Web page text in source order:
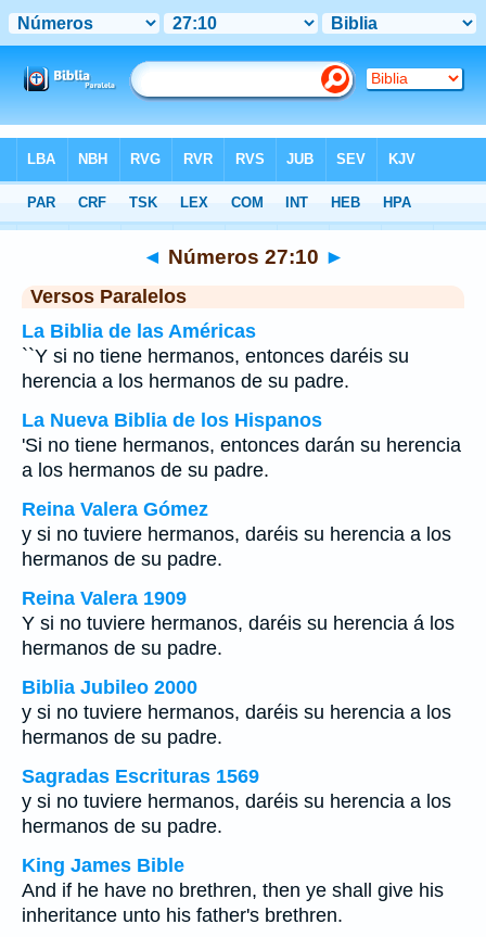
>Números Capítulo 27 > Verso 10
◄ Números 27:10 ►
Versos Paralelos
La Biblia de las Américas
``Y si no tiene hermanos, entonces daréis su
herencia a los hermanos de su padre.
La Nueva Biblia de los Hispanos
'Si no tiene hermanos, entonces darán su herencia
a los hermanos de su padre.
Reina Valera Gómez
y si no tuviere hermanos, daréis su herencia a los
hermanos de su padre.
Reina Valera 1909
Y si no tuviere hermanos, daréis su herencia á los
hermanos de su padre.
Biblia Jubileo 2000
y si no tuviere hermanos, daréis su herencia a los
hermanos de su padre.
Sagradas Escrituras 1569
y si no tuviere hermanos, daréis su herencia a los
hermanos de su padre.
King James Bible
And if he have no brethren, then ye shall give his
inheritance unto his father's brethren.